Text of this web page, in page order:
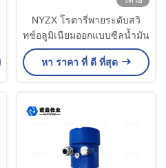
NYZX โรตารี่พายระดับสวิ
ทช์อลูมิเนียมออกแบบซีลน้ำมัน
หา ราคา ที่ ดี ที่สุด